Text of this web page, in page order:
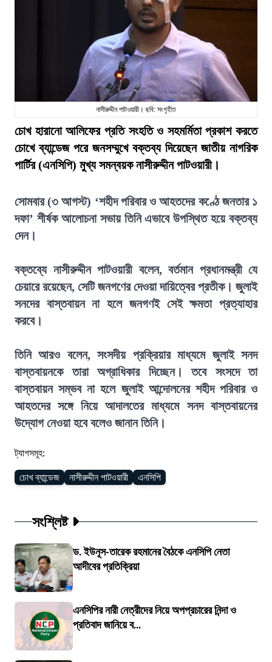
নাসীরুদ্দীন পাটওয়ারী। ছবি: সংগৃহীত
চোখ হারানো আলিফের প্রতি সংহতি ও সহমর্মিতা প্রকাশ করতে
চোখে ব্যান্ডেজ পরে জনসম্মুখে বক্তব্য দিয়েছেন জাতীয় নাগরিক
পার্টির (এনসিপি) মুখ্য সমন্বয়ক নাসীরুদ্দীন পাটওয়ারী।
সোমবার (৩ আগস্ট) ‘শহীদ পরিবার ও আহতদের কণ্ঠে জনতার ১
দফা’ শীর্ষক আলোচনা সভায় তিনি এভাবে উপস্থিত হয়ে বক্তব্য
দেন।
বক্তব্যে নাসীরুদ্দীন পাটওয়ারী বলেন, বর্তমান প্রধানমন্ত্রী যে
চেয়ারে রয়েছেন, সেটি জনগণের দেওয়া দায়িত্বের প্রতীক। জুলাই
সনদের বাস্তবায়ন না হলে জনগণই সেই ক্ষমতা প্রত্যাহার
করবে।
তিনি আরও বলেন, সংসদীয় প্রক্রিয়ার মাধ্যমে জুলাই সনদ
বাস্তবায়নকে তারা অগ্রাধিকার দিচ্ছেন। তবে সংসদে তা
বাস্তবায়ন সম্ভব না হলে জুলাই আন্দোলনের শহীদ পরিবার ও
আহতদের সঙ্গে নিয়ে আদালতের মাধ্যমে সনদ বাস্তবায়নের
উদ্যোগ নেওয়া হবে বলেও জানান তিনি।
ট্যাগসমূহ:
চোখ ব্যান্ডেজ নাসীরুদ্দীন পাটওয়ারী এনসিপি
সংশ্লিষ্ট
ড. ইউনূস-তারেক রহমানের বৈঠকে এনসিপি নেতা
আদীবের প্রতিক্রিয়া
এনসিপির নারী নেত্রীদের নিয়ে অপপ্রচারের নিন্দা ও
প্রতিবাদ জানিয়ে ব...